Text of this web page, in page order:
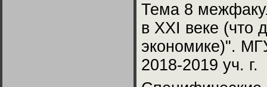
Тема 8
в XXI веке (что
экономике)".
2018-2019 уч. г.